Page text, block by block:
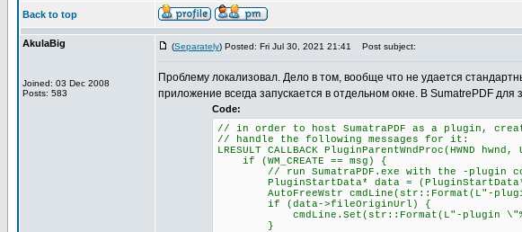
Back to top
AkulaBig
Joined: 03 Dec 2008
Posts: 583
(Separately) Posted: Fri Jul 30, 2021 21:41 Post subject:
Проблему локализовал. Дело в том, вообще что не удается
приложение всегда запускается в отдельном окне. В SumatrePDF
Code:
// in order to host SumatraPDF as a plugin,
// handle the following messages for it:
LRESULT CALLBACK PluginParentWndProc(HWND
if (WM_CREATE == msg) {
// run SumatraPDF.exe with the -plugin
PluginStartData* data =
AutoFreeWstr cmdLine(str::Format(L"-
if (data->fileOriginUrl) {
cmdLine.Set(str::Format(L"-plugin \"%s\"
}